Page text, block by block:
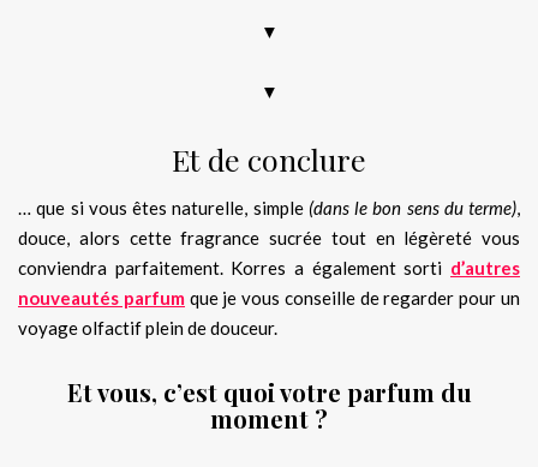
▼
▼
Et de conclure
… que si vous êtes naturelle, simple (dans le bon sens du terme),
douce, alors cette fragrance sucrée tout en légèreté vous
conviendra parfaitement. Korres a également sorti d’autres
nouveautés parfumque je vous conseille de regarder pour un
voyage olfactif plein de douceur.
Et vous, c’est quoi votre parfum du
moment ?